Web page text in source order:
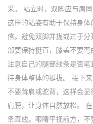
采。 站立时，双脚应与肩
这样的站姿有助于保持身
信。避免双脚并拢或过于
部要保持挺直，膝盖不要
注意自己的腿部线条是否
持身体整体的挺拔。 接下
不要耸肩或驼背，这样会
肩膀，让身体自然放松。
条直线。眼睛平视前方，